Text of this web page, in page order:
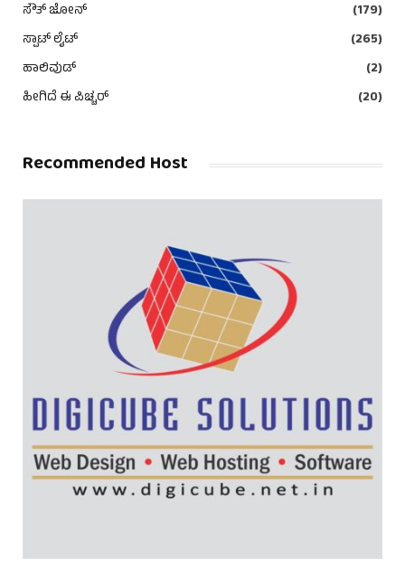
ಸೌತ್ ಜೋನ್
(179)
ಸ್ಪಾಟ್ ಲೈಟ್
(265)
ಹಾಲಿವುಡ್
(2)
ಹೀಗಿದೆ ಈ ಪಿಚ್ಚರ್
(20)
Recommended Host